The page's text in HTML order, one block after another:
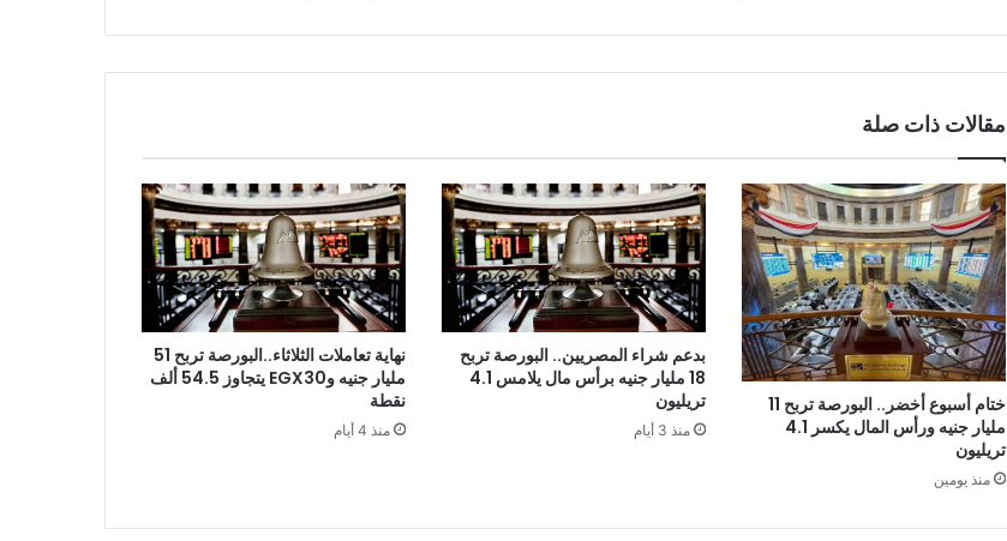
مقالات ذات صلة
ختام أسبوع أخضر.. البورصة تربح 11
مليار جنيه ورأس المال يكسر 4.1
تريليون
منذ يومين
بدعم شراء المصريين.. البورصة تربح
18 مليار جنيه برأس مال يلامس 4.1
تريليون
منذ 3 أيام
نهاية تعاملات الثلاثاء..البورصة تربح 51
مليار جنيه وEGX30 يتجاوز 54.5 ألف
نقطة
منذ 4 أيام